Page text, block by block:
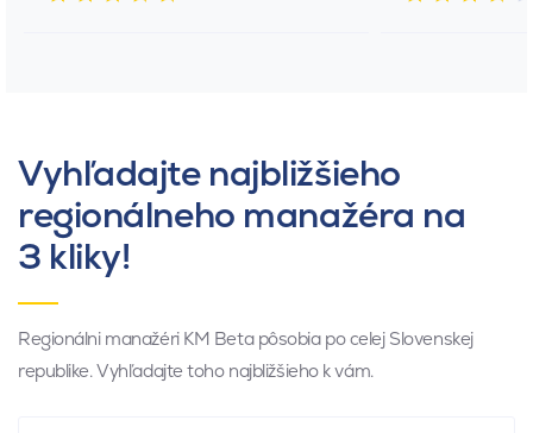
Vyhľadajte najbližšieho
regionálneho manažéra na
3 kliky!
Regionálni manažéri KM Beta pôsobia po celej Slovenskej
republike. Vyhľadajte toho najbližšieho k vám.